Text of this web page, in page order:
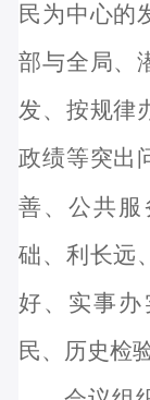
民为中心的
部与全局、
发、按规律
政绩等突出
善、公共
础、利长远
好、实事办
民、历史检